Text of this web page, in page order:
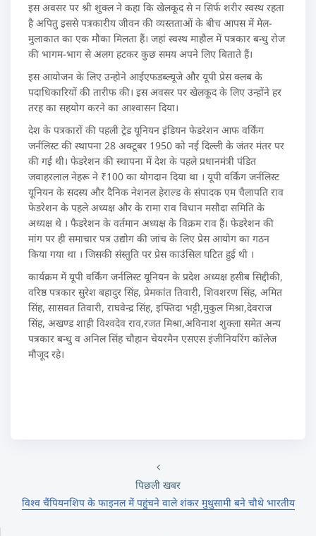
इस अवसर पर श्री शुक्ल ने कहा कि खेलकूद से न सिर्फ शरीर स्वस्थ रहता
है अपितु इससे पत्रकारीय जीवन की व्यस्तताओं के बीच आपस में मेल-
मुलाकात का एक मौका मिलता हैं। जहां स्वस्थ माहौल में पत्रकार बन्धु रोज
की भागम-भाग से अलग हटकर कुछ समय अपने लिए बिताते हैं।
इस आयोजन के लिए उन्होने आईएफडब्ल्यूजे और यूपी प्रेस क्लब के
पदाधिकारियों की तारीफ की। इस अवसर पर खेलकूद के लिए उन्होंने हर
तरह का सहयोग करने का आश्वासन दिया।
देश के पत्रकारों की पहली ट्रेड यूनियन इंडियन फेडरेशन आफ वर्किंग
जर्नलिस्ट की स्थापना 28 अक्टूबर 1950 को नई दिल्ली के जंतर मंतर पर
की गई थी। फेडरेशन की स्थापना में देश के पहले प्रधानमंत्री पंडित
जवाहरलाल नेहरू ने ₹100 का योगदान दिया था । यूपी वर्किंग जर्नलिस्ट
यूनियन के सदस्य और दैनिक नेशनल हेराल्ड के संपादक एम चैलापति राव
फेडरेशन के पहले अध्यक्ष और के रामा राव विधान मसौदा समिति के
अध्यक्ष थे । फैडरेशन के वर्तमान अध्यक्ष के विक्रम राव हैं। फेडरेशन की
मांग पर ही समाचार पत्र उद्योग की जांच के लिए प्रेस आयोग का गठन
किया गया था । जिसकी संस्तुति पर प्रेस काउंसिल घटित हुई थी ।
कार्यक्रम में यूपी वर्किंग जर्नलिस्ट यूनियन के प्रदेश अध्यक्ष हसीब सिद्दीकी,
वरिष्ठ पत्रकार सुरेश बहादुर सिंह, प्रेमकांत तिवारी, शिवशरण सिंह, अमित
सिंह, सासवत तिवारी, राघवेन्द्र सिंह, इफ्तिदा भट्टी,मुकुल मिश्रा,देवराज
सिंह, अखण्ड शाही विश्वदेव राव,रजत मिश्रा,अविनाश शुक्ला समेत अन्य
पत्रकार बन्धु व अनिल सिंह चौहान चेयरमैन एसएस इंजीनियरिंग कॉलेज
मौजूद रहे।
पिछली खबर
विश्व चैंपियनशिप के फाइनल में पहुंचने वाले शंकर मुथुसामी बने चौथे भारतीय